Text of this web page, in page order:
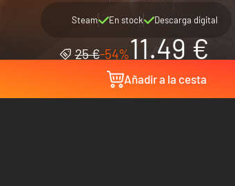
Steam En stock Descarga digital
25 €-54%11.49 €
Añadir a la cesta